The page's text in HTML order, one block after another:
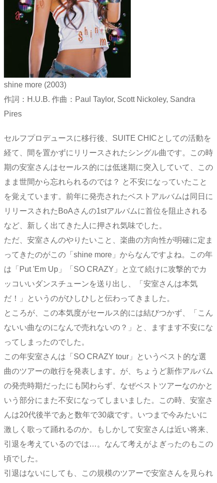
shine more (2003)
作詞：H.U.B. 作曲：Paul Taylor, Scott Nickoley, Sandra
Pires
セルフプロデュースに移行後、SUITE CHICとしての活動を
経て、間を置かずにリリースされたシングル曲です。この時
期の安室さんはセールス的には低迷期に突入していて、この
まま世間から忘れられるのでは？ と不安になっていたこと
を覚えています。前年に発売されたベストアルバムは同日に
リリースされたBoAさんの1stアルバムに首位を阻止される
など、新しく出てきた人に押され気味でした。
ただ、安室さんのやりたいこと、楽曲の方向性が明確に定ま
ってきたのがこの「shine more」からなんですよね。この年
は「Put 'Em Up」「SO CRAZY」と立て続けに攻撃的でカ
ッコいいダンスチューンを送り出し、「安室さんは本気
だ！」というのがひしひしと伝わってきました。
ところが、この本気度がセールス的には結びつかず、「こん
ないい曲なのになんで売れないの？」と、ますます不安にな
ってしまったのでした。
この年安室さんは「SO CRAZY tour」というベスト的な選
曲のツアーの敢行を発表します。が、ちょうど新作アルバム
の発売時期だったにも関わらず、なぜベストツアーなのかと
いう部分にまた不安になってしまいました。この時、安室さ
んは20代後半であと数年で30歳です。いつまで今みたいに
激しく歌って踊れるのか。もしかして安室さんは近い将来、
引退を考えているのでは…。なんて考えがよぎったのもこの
頃でした。
引退はないにしても、この規模のツアーで安室さんを見られ